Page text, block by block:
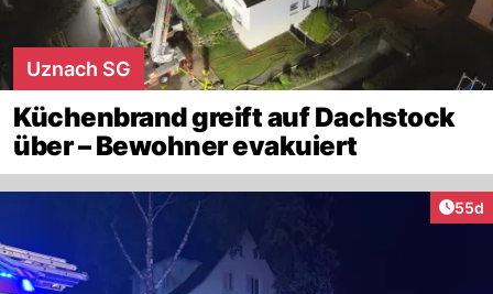
Uznach SG
Küchenbrand greift auf Dachstock
über – Bewohner evakuiert
55d